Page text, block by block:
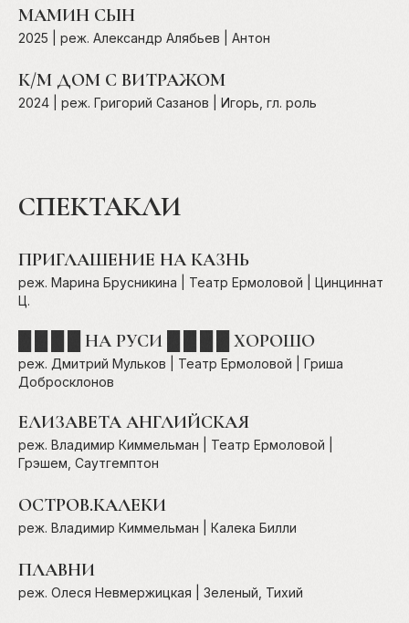
МАМИН СЫН
2025 | реж. Александр Алябьев | Антон
К/М ДОМ С ВИТРАЖОМ
2024 | реж. Григорий Сазанов | Игорь, гл. роль
СПЕКТАКЛИ
ПРИГЛАШЕНИЕ НА КАЗНЬ
реж. Марина Брусникина | Театр Ермоловой | Цинциннат
Ц.
█ █ █ █ НА РУСИ █ █ █ █ ХОРОШО
реж. Дмитрий Мульков | Театр Ермоловой | Гриша
Добросклонов
ЕЛИЗАВЕТА АНГЛИЙСКАЯ
реж. Владимир Киммельман | Театр Ермоловой |
Грэшем, Саутгемптон
ОСТРОВ.КАЛЕКИ
реж. Владимир Киммельман | Калека Билли
ПЛАВНИ
реж. Олеся Невмержицкая | Зеленый, Тихий